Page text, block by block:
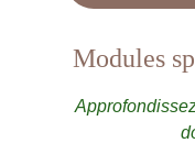
Modules